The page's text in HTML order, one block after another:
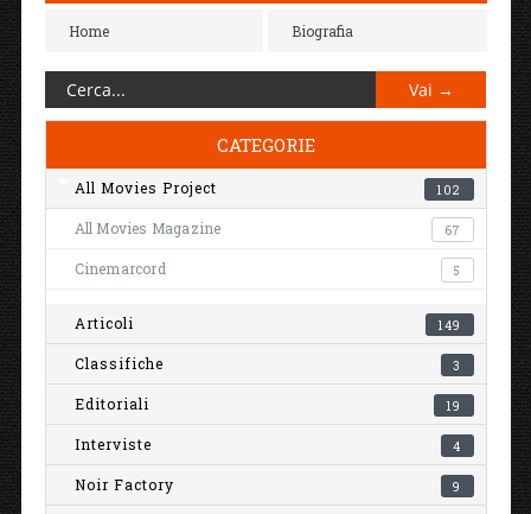
Home Biografia
CATEGORIE
All Movies Project 102
All Movies Magazine 67
Cinemarcord 5
Articoli 149
Classifiche 3
Editoriali 19
Interviste 4
Noir Factory 9